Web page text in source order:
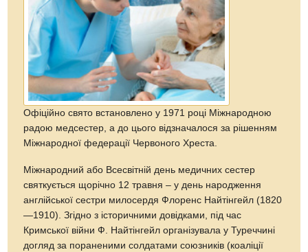
Офіційно свято встановлено у 1971 році Міжнародною
радою медсестер, а до цього відзначалося за рішенням
Міжнародної федерації Червоного Хреста.
Міжнародний або Всесвітній день медичних сестер
святкується щорічно 12 травня – у день народження
англійської сестри милосердя Флоренс Найтінгейл (1820
—1910). Згідно з історичними довідками, під час
Кримської війни Ф. Найтінгейл організувала у Туреччині
догляд за пораненими солдатами союзників (коаліції